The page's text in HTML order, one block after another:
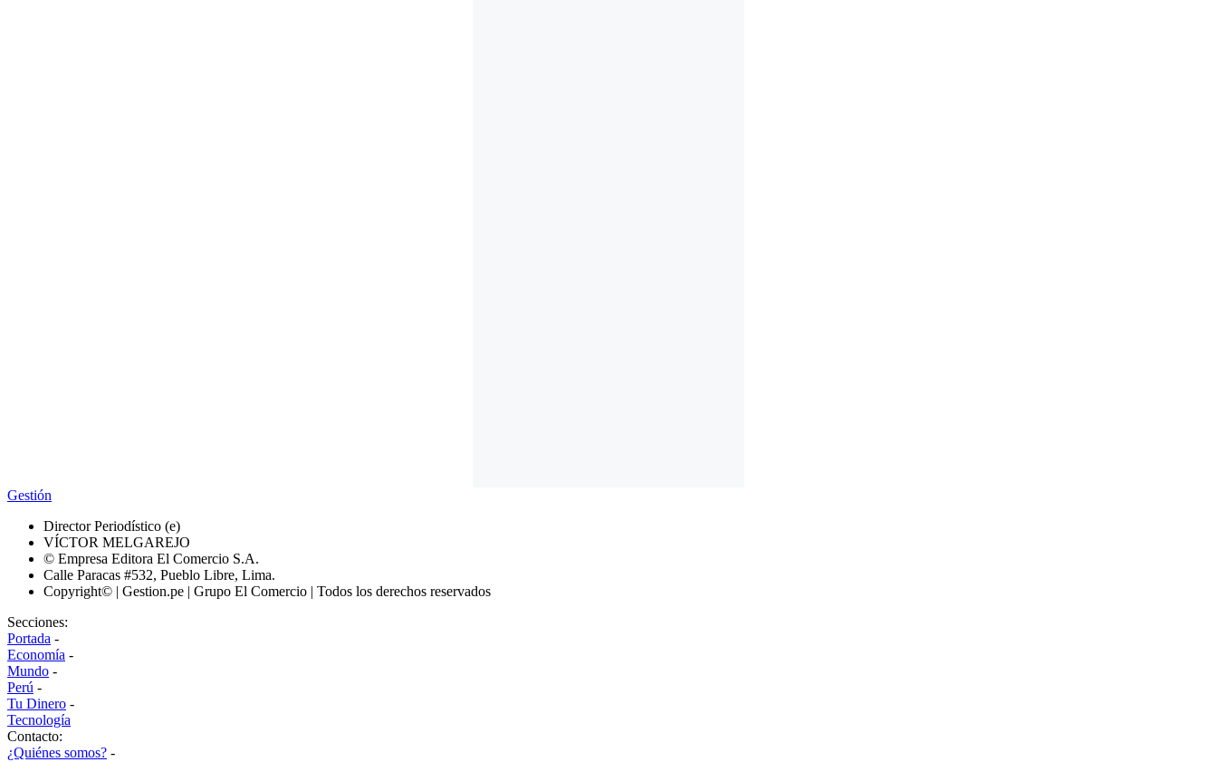
Gestión
Director Periodístico (e)
VÍCTOR MELGAREJO
© Empresa Editora El Comercio S.A.
Calle Paracas #532, Pueblo Libre, Lima.
Copyright© | Gestion.pe | Grupo El Comercio | Todos los derechos reservados
Secciones:
Portada -
Economía -
Mundo -
Perú -
Tu Dinero -
Tecnología
Contacto:
¿Quiénes somos? -